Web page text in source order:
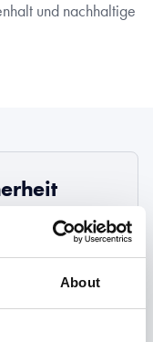
About
und nachhaltige
und das